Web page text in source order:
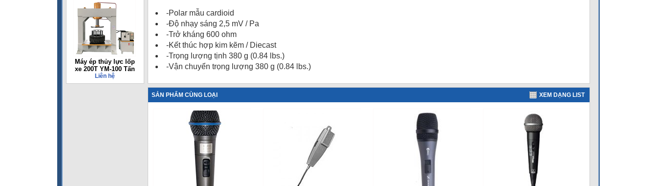
Máy ép thủy lực lốp
xe 200T YM-100 Tấn
Liên hệ
-Polar mẫu cardioid
-Độ nhạy sáng 2,5 mV / Pa
-Trở kháng 600 ohm
-Kết thúc hợp kim kẽm / Diecast
-Trọng lượng tịnh 380 g (0.84 lbs.)
-Vận chuyển trọng lượng 380 g (0.84 lbs.)
SẢN PHẨM CÙNG LOẠI XEM DẠNG LIST